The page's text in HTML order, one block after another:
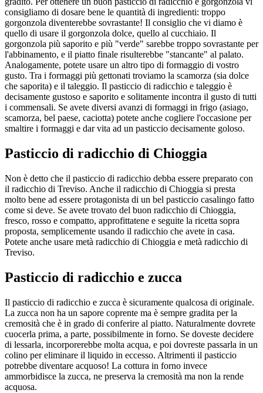
consigliamo di dosare bene le quantità di ingredienti: troppo
gorgonzola diventerebbe sovrastante! Il consiglio che vi diamo è
quello di usare il gorgonzola dolce, quello al cucchiaio. Il
gorgonzola più saporito e più "verde" sarebbe troppo sovrastante per
l'abbinamento, e il piatto finale risulterebbe "stancante" al palato.
Analogamente, potete usare un altro tipo di formaggio di vostro
gusto. Tra i formaggi più gettonati troviamo la scamorza (sia dolce
che saporita) e il taleggio. Il pasticcio di radicchio e taleggio è
decisamente gustoso e saporito e solitamente incontra il gusto di tutti
i commensali. Se avete diversi avanzi di formaggi in frigo (asiago,
scamorza, bel paese, caciotta) potete anche cogliere l'occasione per
smaltire i formaggi e dar vita ad un pasticcio decisamente goloso.
Pasticcio di radicchio di Chioggia
Non è detto che il pasticcio di radicchio debba essere preparato con
il radicchio di Treviso. Anche il radicchio di Chioggia si presta
molto bene ad essere protagonista di un bel pasticcio casalingo fatto
come si deve. Se avete trovato del buon radicchio di Chioggia,
fresco, rosso e compatto, approfittatene e seguite la ricetta sopra
proposta, semplicemente usando il radicchio che avete in casa.
Potete anche usare metà radicchio di Chioggia e metà radicchio di
Treviso.
Pasticcio di radicchio e zucca
Il pasticcio di radicchio e zucca è sicuramente qualcosa di originale.
La zucca non ha un sapore coprente ma è sempre gradita per la
cremosità che è in grado di conferire al piatto. Naturalmente dovrete
cuocerla prima, a parte, possibilmente in forno. Se doveste decidere
di lessarla, incorporerebbe molta acqua, e poi dovreste passarla in un
colino per eliminare il liquido in eccesso. Altrimenti il pasticcio
potrebbe diventare acquoso! La cottura in forno invece
ammorbidisce la zucca, ne preserva la cremosità ma non la rende
acquosa.